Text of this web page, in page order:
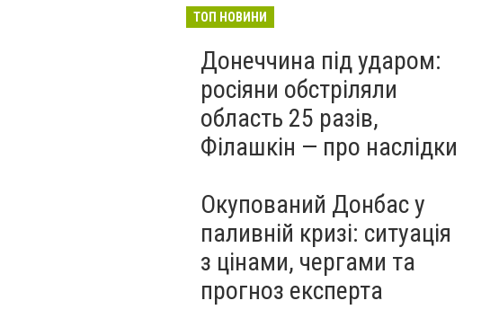
ТОП НОВИНИ
Донеччина під ударом:
росіяни обстріляли
область 25 разів,
Філашкін — про наслідки
Окупований Донбас у
паливній кризі: ситуація
з цінами, чергами та
прогноз експерта